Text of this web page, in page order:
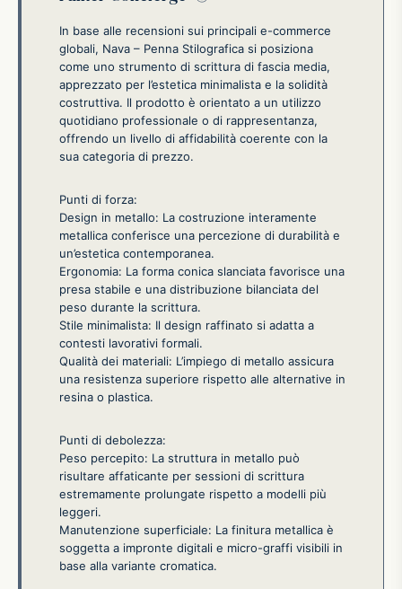
In base alle recensioni sui principali e-commerce
globali, Nava – Penna Stilografica si posiziona
come uno strumento di scrittura di fascia media,
apprezzato per l’estetica minimalista e la solidità
costruttiva. Il prodotto è orientato a un utilizzo
quotidiano professionale o di rappresentanza,
offrendo un livello di affidabilità coerente con la
sua categoria di prezzo.
Punti di forza:
Design in metallo: La costruzione interamente
metallica conferisce una percezione di durabilità e
un’estetica contemporanea.
Ergonomia: La forma conica slanciata favorisce una
presa stabile e una distribuzione bilanciata del
peso durante la scrittura.
Stile minimalista: Il design raffinato si adatta a
contesti lavorativi formali.
Qualità dei materiali: L’impiego di metallo assicura
una resistenza superiore rispetto alle alternative in
resina o plastica.
Punti di debolezza:
Peso percepito: La struttura in metallo può
risultare affaticante per sessioni di scrittura
estremamente prolungate rispetto a modelli più
leggeri.
Manutenzione superficiale: La finitura metallica è
soggetta a impronte digitali e micro-graffi visibili in
base alla variante cromatica.